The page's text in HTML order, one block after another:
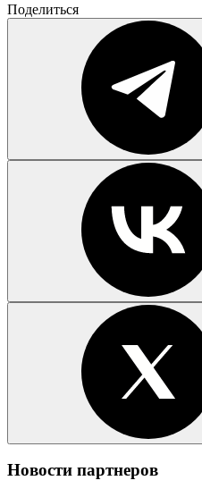
Поделиться
Новости партнеров